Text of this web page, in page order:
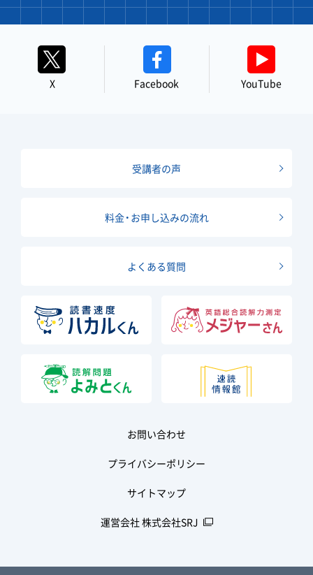
X Facebook YouTube
受講者の声
料金・お申し込みの流れ
よくある質問
お問い合わせ
プライバシーポリシー
サイトマップ
運営会社 株式会社SRJ